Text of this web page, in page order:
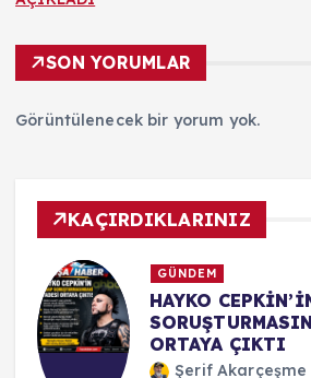
SON YORUMLAR
Görüntülenecek bir yorum yok.
KAÇIRDIKLARINIZ
SİYASET
KUŞADASI
İSTİFA: BAŞKAN
DEMİRTAŞ VE
YENİ PARTİ’YE